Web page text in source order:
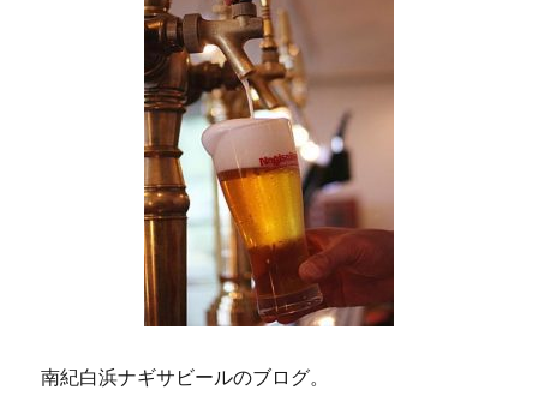
南紀白浜ナギサビールのブログ。